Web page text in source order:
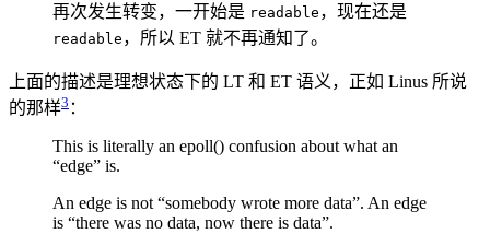
再次发生转变，一开始是 readable ，现在还是
readable ，所以 ET 就不再通知了。
上面的描述是理想状态下的 LT 和 ET 语义，正如 Linus 所说
的那样3 ：
This is literally an epoll() confusion about what an
“edge” is.
An edge is not “somebody wrote more data”. An edge
is “there was no data, now there is data”.